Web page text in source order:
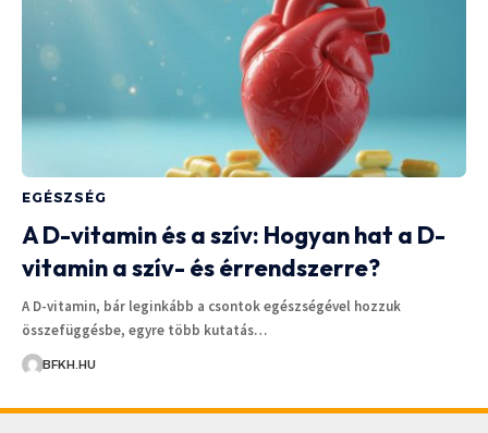
EGÉSZSÉG
A D-vitamin és a szív: Hogyan hat a D-
vitamin a szív- és érrendszerre?
A D-vitamin, bár leginkább a csontok egészségével hozzuk
összefüggésbe, egyre több kutatás…
BFKH.HU